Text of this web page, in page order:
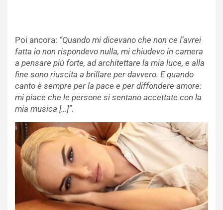
Poi ancora: “Quando mi dicevano che non ce l’avrei
fatta io non rispondevo nulla, mi chiudevo in camera
a pensare più forte, ad architettare la mia luce, e alla
fine sono riuscita a brillare per davvero. E quando
canto è sempre per la pace e per diffondere amore:
mi piace che le persone si sentano accettate con la
mia musica […]”.